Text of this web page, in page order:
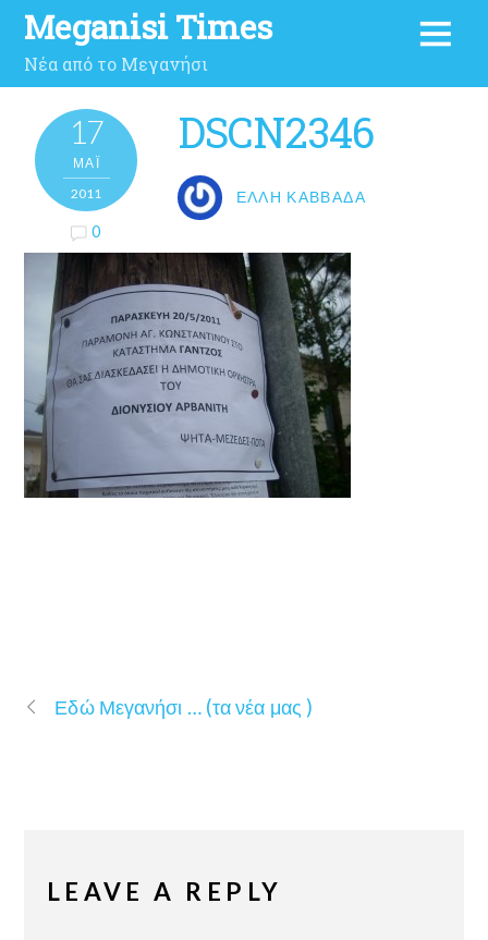
Meganisi Times
Νέα από το Μεγανήσι
17
ΜΑΪ́
2011
0
DSCN2346
ΈΛΛΗ ΚΑΒΒΑΔΆ
Εδώ Μεγανήσι … (τα νέα μας )
LEAVE A REPLY